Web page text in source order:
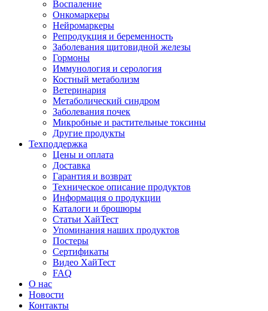
Воспаление
Онкомаркеры
Нейромаркеры
Репродукция и беременность
Заболевания щитовидной железы
Гормоны
Иммунология и серология
Костный метаболизм
Ветеринария
Метаболический синдром
Заболевания почек
Микробные и растительные токсины
Другие продукты
Техподдержка
Цены и оплата
Доставка
Гарантия и возврат
Техническое описание продуктов
Информация о продукции
Каталоги и брошюры
Статьи ХайТест
Упоминания наших продуктов
Постеры
Сертификаты
Видео ХайТест
FAQ
О нас
Новости
Контакты